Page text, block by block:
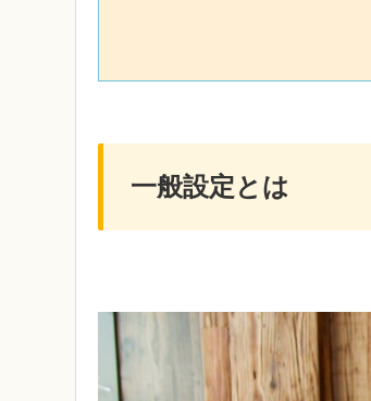
一般設定とは